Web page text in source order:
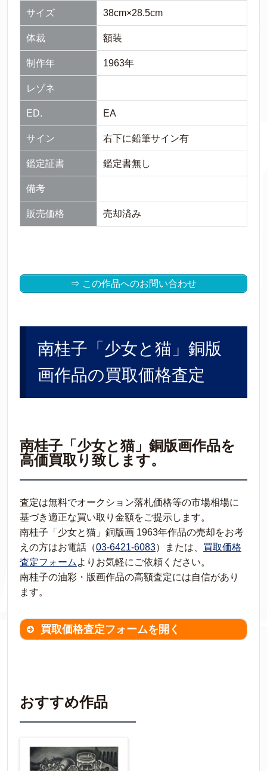
サイズ 38cm×28.5cm
体裁 額装
制作年 1963年
レゾネ
ED. EA
サイン 右下に鉛筆サイン有
鑑定証書 鑑定書無し
備考
販売価格 売却済み
⇒ この作品へのお問い合わせ
南桂子「少女と猫」銅版
画作品の買取価格査定
南桂子「少女と猫」銅版画作品を
高価買取り致します。
査定は無料でオークション落札価格等の市場相場に
基づき適正な買い取り金額をご提示します。
南桂子「少女と猫」銅版画 1963年作品の売却をお考
えの方はお電話（03-6421-6083）または、 買取価格
査定フォーム よりお気軽にご依頼ください。
南桂子の油彩・版画作品の高額査定には自信があり
ます。
買取価格査定フォームを開く
※不明な項目は空欄で結構です。
▼
作品の作家名 【任意】
おすすめ作品